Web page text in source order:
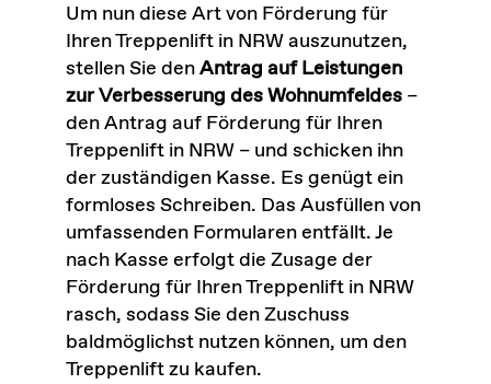
Um nun diese Art von Förderung für
Ihren Treppenlift in NRW auszunutzen,
stellen Sie denAntrag auf Leistungen
zur Verbesserung des Wohnumfeldes –
den Antrag auf Förderung für Ihren
Treppenlift in NRW – und schicken ihn
der zuständigen Kasse. Es genügt ein
formloses Schreiben. Das Ausfüllen von
umfassenden Formularen entfällt. Je
nach Kasse erfolgt die Zusage der
Förderung für Ihren Treppenlift in NRW
rasch, sodass Sie den Zuschuss
baldmöglichst nutzen können, um den
Treppenlift zu kaufen.